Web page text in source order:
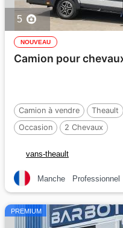
5
NOUVEAU
Camion pour
Camion à vendre Theault
Occasion
2 Chevaux
vans-theault
Manche Professionnel
PREMIUM